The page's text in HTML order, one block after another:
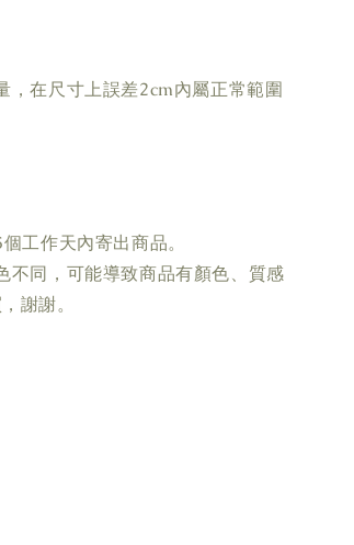
在尺寸上誤差2cm內屬正常範圍
工作天內寄出商品。
同，可能導致商品有顏色、質感
謝謝。